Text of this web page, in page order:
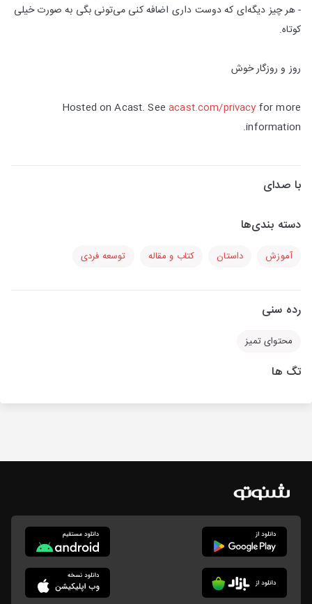
- هر چیز دیگه‌ای که دوست داری اضافه کنی می‌تونی بگی به صورت خیلی
کوتاه.
روز و روزگار خوش
Hosted on Acast. Seeacast.com/privacy for more
information.
با صدای
دسته بندی‌ها
آموزش داستان کتاب و مقاله توسعه فردی
رده سنی
محتوای تمیز
تگ ها